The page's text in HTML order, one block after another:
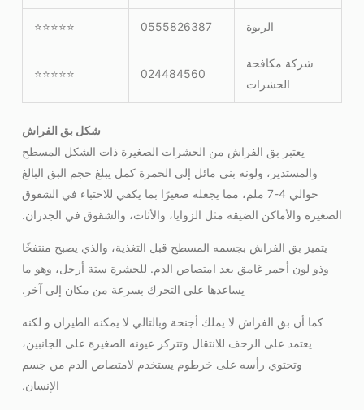
الربوة 0555826387
⭐⭐⭐⭐⭐
شركة مكافحة
الحشرات
024484560
⭐⭐⭐⭐⭐
شكل بق الفراش
يعتبر بق الفراش من الحشرات الصغيرة ذات الشكل المسطح
والمستدير، ولونه بني مائل إلى الحمرة كمل يبلغ حجم البق البالغ
حوالي 4-7 ملم، مما يجعله صغيرًا بما يكفي للاختباء في الشقوق
الصغيرة والأماكن الضيقة مثل الزوايا، والأثاث، والشقوق في الجدران.
يتميز بق الفراش بجسمه المسطح قبل التغذية، والذي يصبح منتفخًا
وذو لون أحمر غامق بعد امتصاص الدم. للحشرة ستة أرجل، وهو ما
يساعدها على التحرك بسرعة من مكان إلى آخر.
كما أن بق الفراش لا يملك أجنحة وبالتالي لا يمكنه الطيران و لكنه
يعتمد على الزحف للانتقال وتتركز عيونه الصغيرة على الجانبين،
وتحتوي رأسه على خرطوم يستخدم لامتصاص الدم من جسم
الإنسان.